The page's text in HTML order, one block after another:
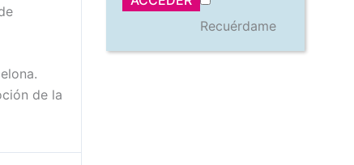
de la
Recuérdame